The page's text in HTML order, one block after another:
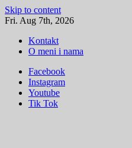
Skip to content
Fri. Aug 7th, 2026
Kontakt
O meni i nama
Facebook
Instagram
Youtube
Tik Tok